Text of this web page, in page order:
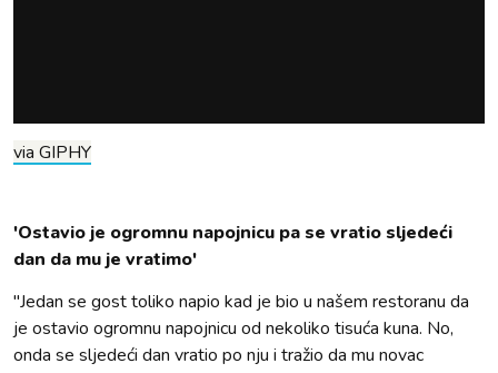
via GIPHY
'Ostavio je ogromnu napojnicu pa se vratio sljedeći
dan da mu je vratimo'
"Jedan se gost toliko napio kad je bio u našem restoranu da
je ostavio ogromnu napojnicu od nekoliko tisuća kuna. No,
onda se sljedeći dan vratio po nju i tražio da mu novac